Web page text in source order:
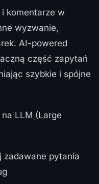
komentarze w
wyzwanie,
AI-powered
część zapytań
szybkie i spójne
LLM (Large
zadawane pytania